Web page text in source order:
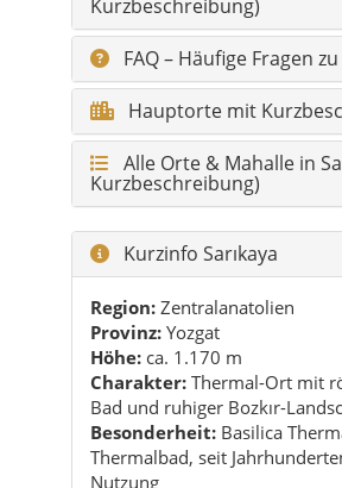
Alle Orte & Mahalle in
Kurzbeschreibung)
Kurzinfo Sarıkaya
Region:Zentralanatolien
Provinz:Yozgat
Höhe:ca. 1.170 m
Charakter:Thermal-Ort mit
Bad und ruhiger Bozkır-
Besonderheit:Basilica
Thermalbad, seit
Nutzung
Highlights auf einen